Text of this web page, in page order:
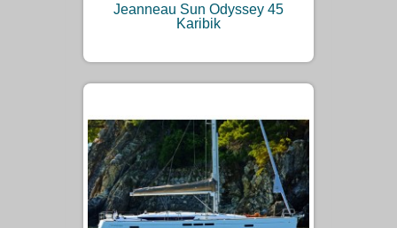
Jeanneau Sun Odyssey 45
Karibik